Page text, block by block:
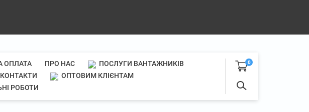
ОПЛАТА ПРО НАС
ПОСЛУГИ ВАНТАЖНИКІВ
КОНТАКТИ
ОПТОВИМ КЛІЄНТАМ
РОБОТИ
0